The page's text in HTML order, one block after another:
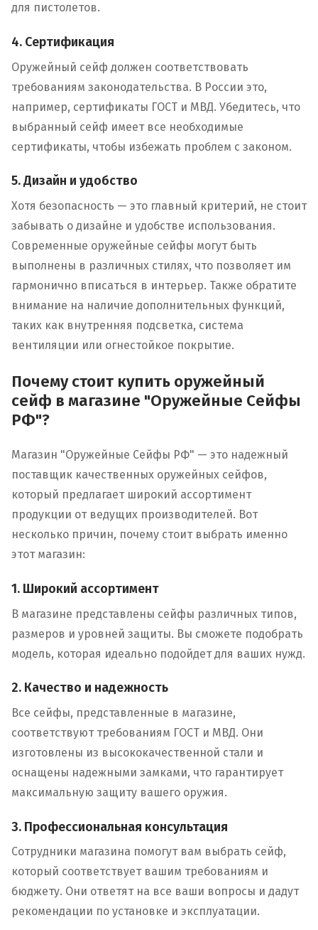
для пистолетов.
4. Сертификация
Оружейный сейф должен соответствовать
требованиям законодательства. В России это,
например, сертификаты ГОСТ и МВД. Убедитесь, что
выбранный сейф имеет все необходимые
сертификаты, чтобы избежать проблем с законом.
5. Дизайн и удобство
Хотя безопасность — это главный критерий, не стоит
забывать о дизайне и удобстве использования.
Современные оружейные сейфы могут быть
выполнены в различных стилях, что позволяет им
гармонично вписаться в интерьер. Также обратите
внимание на наличие дополнительных функций,
таких как внутренняя подсветка, система
вентиляции или огнестойкое покрытие.
Почему стоит купить оружейный
сейф в магазине "Оружейные Сейфы
РФ"?
Магазин "Оружейные Сейфы РФ" — это надежный
поставщик качественных оружейных сейфов,
который предлагает широкий ассортимент
продукции от ведущих производителей. Вот
несколько причин, почему стоит выбрать именно
этот магазин:
1. Широкий ассортимент
В магазине представлены сейфы различных типов,
размеров и уровней защиты. Вы сможете подобрать
модель, которая идеально подойдет для ваших нужд.
2. Качество и надежность
Все сейфы, представленные в магазине,
соответствуют требованиям ГОСТ и МВД. Они
изготовлены из высококачественной стали и
оснащены надежными замками, что гарантирует
максимальную защиту вашего оружия.
3. Профессиональная консультация
Сотрудники магазина помогут вам выбрать сейф,
который соответствует вашим требованиям и
бюджету. Они ответят на все ваши вопросы и дадут
рекомендации по установке и эксплуатации.